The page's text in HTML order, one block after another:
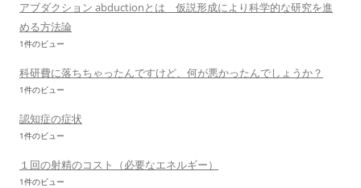
アブダクション abductionとは 仮説形成により科学的な研究を進
める方法論
1件のビュー
科研費に落ちちゃったんですけど、何が悪かったんでしょうか？
1件のビュー
認知症の症状
1件のビュー
１回の射精のコスト（必要なエネルギー）
1件のビュー